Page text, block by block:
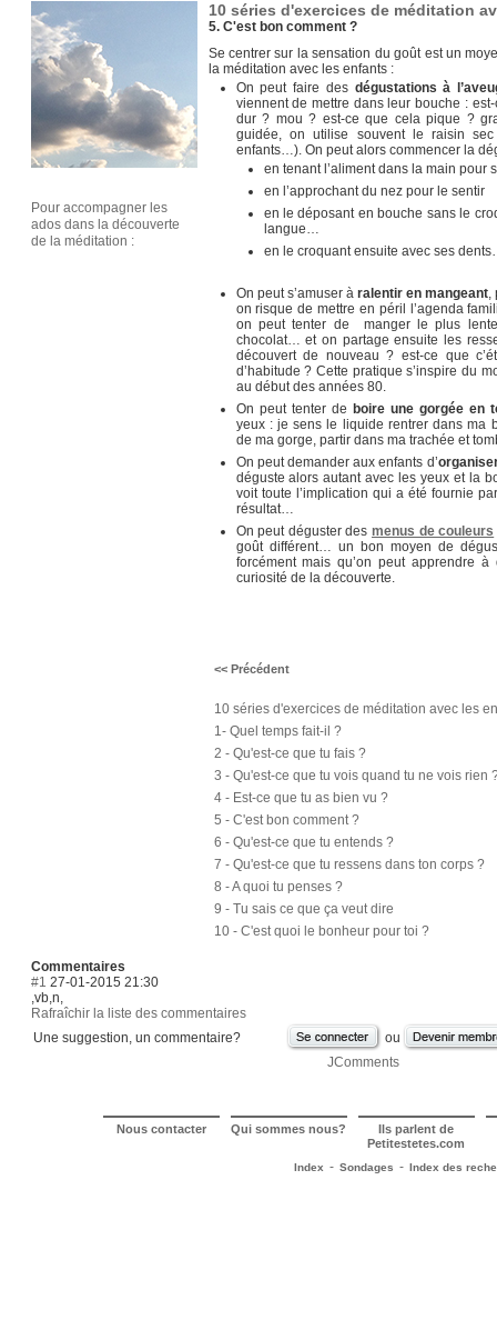
Pour accompagner les
ados dans la découverte
de la méditation :
10 séries d'exercices de méditation
5. C'est bon comment ?
Se centrer sur la sensation du goût est un
la méditation avec les enfants :
On peut faire des dégustations à
viennent de mettre dans leur bouche :
dur ? mou ? est-ce que cela pique ?
guidée, on utilise souvent le raisin
enfants…). On peut alors commencer la
en tenant l’aliment dans la main pour
en l’approchant du nez pour le sentir
en le déposant en bouche sans le
langue…
en le croquant ensuite avec ses
On peut s’amuser à ralentir en mangeant,
on risque de mettre en péril l’agenda
on peut tenter de manger le plus
chocolat… et on partage ensuite les
découvert de nouveau ? est-ce que
d’habitude ? Cette pratique s’inspire du
au début des années 80.
On peut tenter de boire une gorgée en
yeux : je sens le liquide rentrer dans ma
de ma gorge, partir dans ma trachée et
On peut demander aux enfants d’
déguste alors autant avec les yeux et la
voit toute l’implication qui a été fournie
résultat…
On peut déguster des menus de couleurs
goût différent… un bon moyen de
forcément mais qu’on peut apprendre
curiosité de la découverte.
<< Précédent
10 séries d'exercices de méditation avec les
1- Quel temps fait-il ?
2 - Qu'est-ce que tu fais ?
3 - Qu'est-ce que tu vois quand tu ne vois rien
4 - Est-ce que tu as bien vu ?
5 - C'est bon comment ?
6 - Qu'est-ce que tu entends ?
7 - Qu'est-ce que tu ressens dans ton corps ?
8 - A quoi tu penses ?
9 - Tu sais ce que ça veut dire
10 - C'est quoi le bonheur pour toi ?
Commentaires
#1 27-01-2015 21:30
,vb,n,
Rafraîchir la liste des commentaires
Une suggestion, un commentaire?
ou
JComments
Nous contacter Qui sommes nous? Ils parlent de
Petitestetes.com
Index - Sondages - Index des